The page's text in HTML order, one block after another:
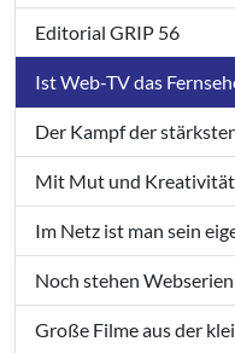
Editorial GRIP 56
Ist Web-TV das
Der Kampf der
Mit Mut und Kreativität
Im Netz ist man sein
Noch stehen
Große Filme aus der